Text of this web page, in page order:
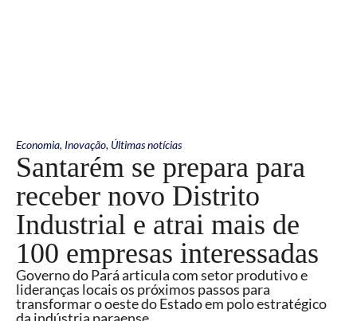
Economia, Inovação, Últimas notícias
Santarém se prepara para
receber novo Distrito
Industrial e atrai mais de
100 empresas interessadas
Governo do Pará articula com setor produtivo e
lideranças locais os próximos passos para
transformar o oeste do Estado em polo estratégico